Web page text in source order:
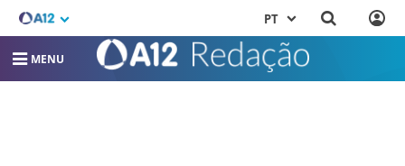
PT
MENU